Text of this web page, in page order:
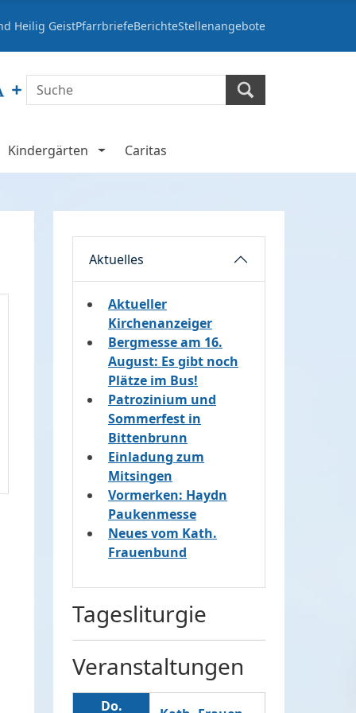
Heilig GeistPfarrbriefeBerichteStellenangebote
Kindergärten Caritas
Aktuelles
Aktueller
Kirchenanzeiger
Bergmesse am 16.
August: Es gibt noch
Plätze im Bus!
Patrozinium und
Sommerfest in
Bittenbrunn
Einladung zum
Mitsingen
Vormerken: Haydn
Paukenmesse
Neues vom Kath.
Frauenbund
Tagesliturgie
Veranstaltungen
Do.